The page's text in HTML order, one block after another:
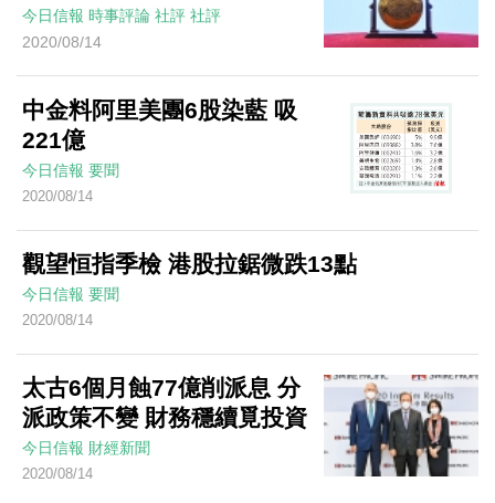
今日信報 時事評論 社評 社評
2020/08/14
中金料阿里美團6股染藍 吸
221億
今日信報 要聞
2020/08/14
觀望恒指季檢 港股拉鋸微跌13點
今日信報 要聞
2020/08/14
太古6個月蝕77億削派息 分
派政策不變 財務穩續覓投資
今日信報 財經新聞
2020/08/14